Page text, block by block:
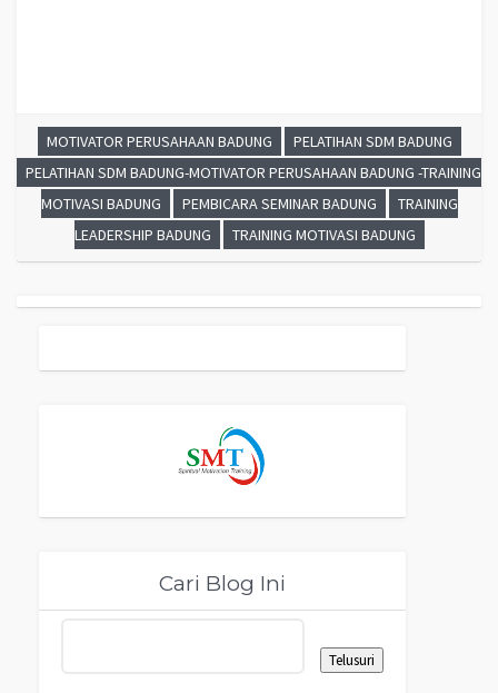
MOTIVATOR PERUSAHAAN BADUNG
PELATIHAN SDM BADUNG
PELATIHAN SDM BADUNG-MOTIVATOR PERUSAHAAN BADUNG -TRAINING
MOTIVASI BADUNG
PEMBICARA SEMINAR BADUNG
TRAINING
LEADERSHIP BADUNG
TRAINING MOTIVASI BADUNG
Cari Blog Ini